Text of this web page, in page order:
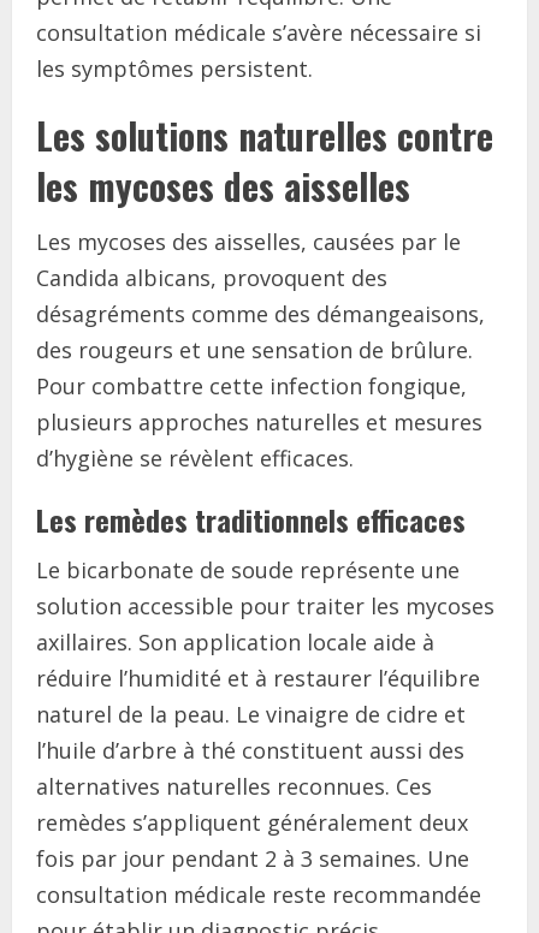
consultation médicale s’avère nécessaire si
les symptômes persistent.
Les solutions naturelles contre
les mycoses des aisselles
Les mycoses des aisselles, causées par le
Candida albicans, provoquent des
désagréments comme des démangeaisons,
des rougeurs et une sensation de brûlure.
Pour combattre cette infection fongique,
plusieurs approches naturelles et mesures
d’hygiène se révèlent efficaces.
Les remèdes traditionnels efficaces
Le bicarbonate de soude représente une
solution accessible pour traiter les mycoses
axillaires. Son application locale aide à
réduire l’humidité et à restaurer l’équilibre
naturel de la peau. Le vinaigre de cidre et
l’huile d’arbre à thé constituent aussi des
alternatives naturelles reconnues. Ces
remèdes s’appliquent généralement deux
fois par jour pendant 2 à 3 semaines. Une
consultation médicale reste recommandée